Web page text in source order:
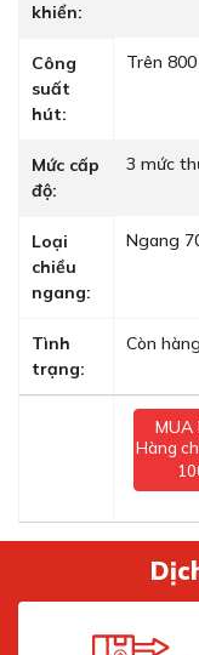
khiển:
Công
suất
hút:
Trên
Mức cấp
độ:
3 mức
Loại
chiều
ngang:
Ngang
Tình
trạng:
Còn
MUA
Hàng